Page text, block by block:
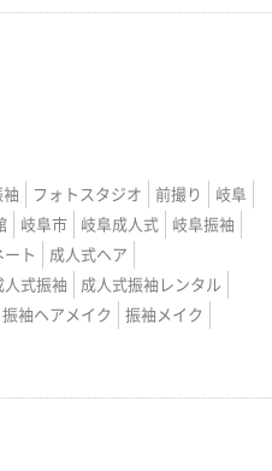
袖 フォトスタジオ 前撮り
岐阜
岐阜市 岐阜成人式
岐阜振袖
ト
成人式ヘア
人式振袖
成人式振袖レンタル
振袖ヘアメイク
振袖メイク